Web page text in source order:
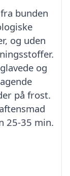
bunden
og uden
og
på frost.
25-35 min.